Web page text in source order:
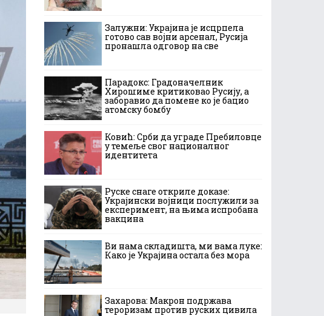
Залужни: Украјина је исцрпела
готово сав војни арсенал, Русија
пронашла одговор на све
Парадокс: Градоначелник
Хирошиме критиковао Русију, а
заборавио да помене ко је бацио
атомску бомбу
Ковић: Срби да уграде Пребиловце
у темеље свог националног
идентитета
Руске снаге откриле доказе:
Украјински војници послужили за
експеримент, на њима испробана
вакцина
Ви нама складишта, ми вама луке:
Како је Украјина остала без мора
Захарова: Макрон подржава
тероризам против руских цивила